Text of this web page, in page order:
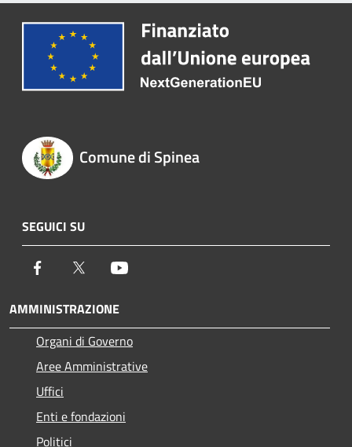
Comune di Spinea
SEGUICI SU
Facebook Twitter
AMMINISTRAZIONE
Organi di Governo
Aree Amministrative
Uffici
Enti e fondazioni
Politici